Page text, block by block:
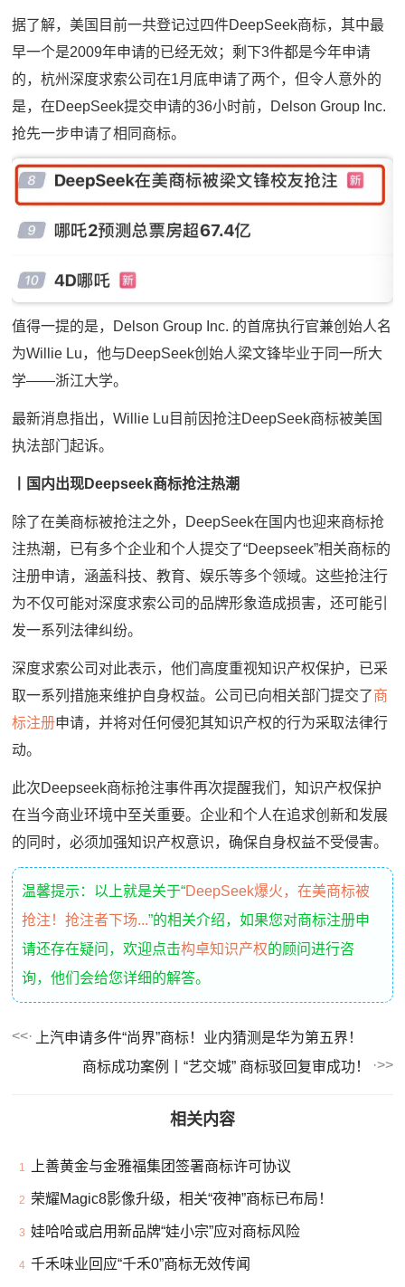
据了解，美国目前一共登记过四件DeepSeek商标，其中最
早一个是2009年申请的已经无效；剩下3件都是今年申请
的，杭州深度求索公司在1月底申请了两个，但令人意外的
是，在DeepSeek提交申请的36小时前，Delson Group Inc.
抢先一步申请了相同商标。
值得一提的是，Delson Group Inc. 的首席执行官兼创始人名
为Willie Lu，他与DeepSeek创始人梁文锋毕业于同一所大
学——浙江大学。
最新消息指出，Willie Lu目前因抢注DeepSeek商标被美国
执法部门起诉。
丨国内出现Deepseek商标抢注热潮
除了在美商标被抢注之外，DeepSeek在国内也迎来商标抢
注热潮，已有多个企业和个人提交了“Deepseek”相关商标的
注册申请，涵盖科技、教育、娱乐等多个领域。这些抢注行
为不仅可能对深度求索公司的品牌形象造成损害，还可能引
发一系列法律纠纷。
深度求索公司对此表示，他们高度重视知识产权保护，已采
取一系列措施来维护自身权益。公司已向相关部门提交了商
标注册申请，并将对任何侵犯其知识产权的行为采取法律行
动。
此次Deepseek商标抢注事件再次提醒我们，知识产权保护
在当今商业环境中至关重要。企业和个人在追求创新和发展
的同时，必须加强知识产权意识，确保自身权益不受侵害。
温馨提示：以上就是关于“DeepSeek爆火，在美商标被
抢注！抢注者下场...”的相关介绍，如果您对商标注册申
请还存在疑问，欢迎点击构卓知识产权的顾问进行咨
询，他们会给您详细的解答。
上汽申请多件“尚界”商标！业内猜测是华为第五界！
商标成功案例丨“艺交城” 商标驳回复审成功！
相关内容
1 上善黄金与金雅福集团签署商标许可协议
2 荣耀Magic8影像升级，相关“夜神”商标已布局！
3 娃哈哈或启用新品牌“娃小宗”应对商标风险
4 千禾味业回应“千禾0”商标无效传闻